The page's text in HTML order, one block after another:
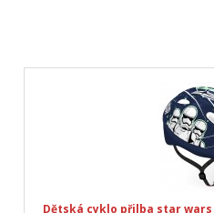
Dětská cyklo přilba star